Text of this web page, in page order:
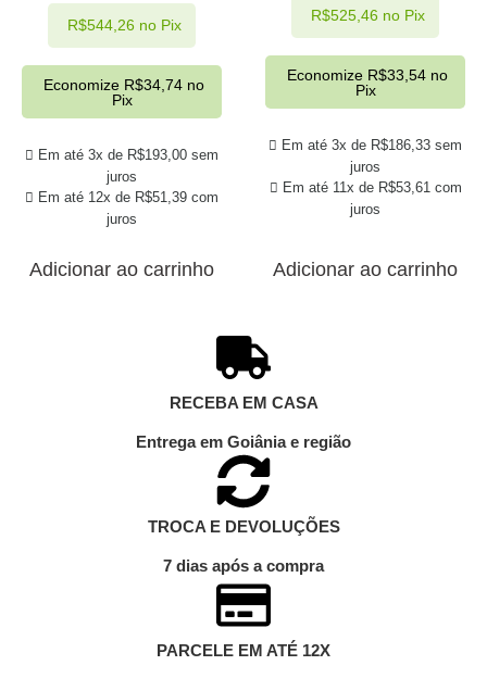
Em até 3x de R$193,00 sem
juros
Em até 12x de R$51,39 com
juros
R$544,26 no Pix
Economize R$34,74 no
Pix
Adicionar ao carrinho
Em até 3x de R$186,33 sem
juros
Em até 11x de R$53,61com
juros
R$525,46 no Pix
Economize R$33,54 no
Pix
Adicionar ao carrinho
RECEBA EM CASA
Entrega em Goiânia e região
TROCA E DEVOLUÇÕES
7 dias após a compra
PARCELE EM ATÉ 12X